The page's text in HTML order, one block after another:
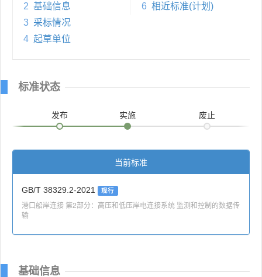
2 基础信息
3 采标情况
4 起草单位
6 相近标准(计划)
标准状态
发布 实施 废止
当前标准
GB/T 38329.2-2021 现行
港口船岸连接 第2部分：高压和低压岸电连接系统 监测和控制的数据传
输
基础信息